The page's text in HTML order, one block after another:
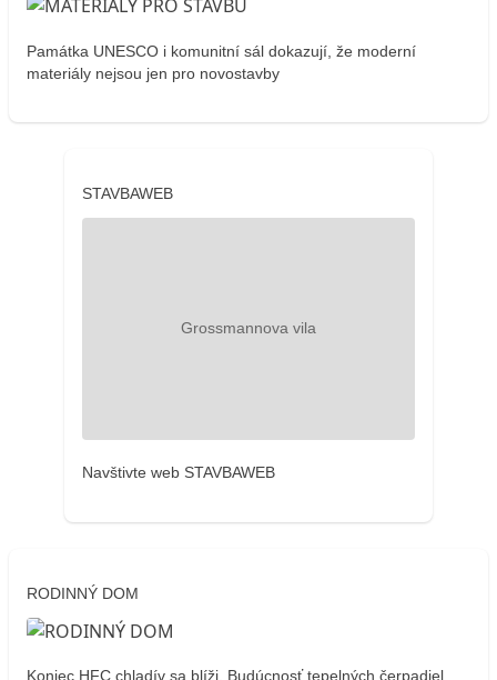
Památka UNESCO i komunitní sál dokazují, že moderní
materiály nejsou jen pro novostavby
STAVBAWEB
Navštivte web STAVBAWEB
RODINNÝ DOM
Koniec HFC chladív sa blíži. Budúcnosť tepelných čerpadiel